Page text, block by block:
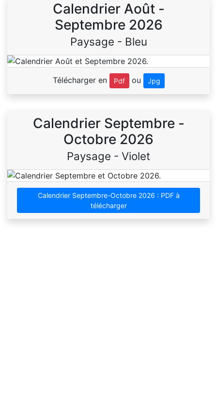
Calendrier Août -
Septembre 2026
Paysage - Bleu
Télécharger en Pdf ou Jpg
Calendrier Septembre -
Octobre 2026
Paysage - Violet
Calendrier Septembre-Octobre 2026 : PDF à
télécharger